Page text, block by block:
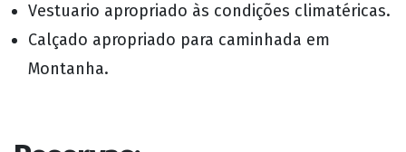
Vestuario apropriado às condições climatéricas.
Calçado apropriado para caminhada em
Montanha.